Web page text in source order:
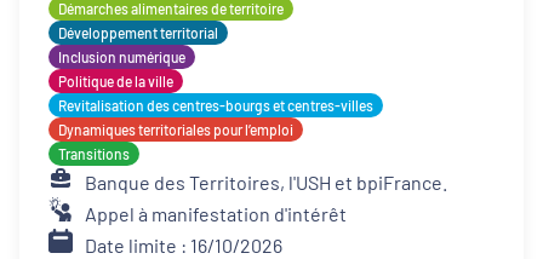
Démarches alimentaires de territoire
Développement territorial
Inclusion numérique
Politique de la ville
Revitalisation des centres-bourgs et centres-villes
Dynamiques territoriales pour l’emploi
Transitions
Banque des Territoires, l'USH et bpiFrance.
Appel à manifestation d'intérêt
Date limite : 16/10/2026